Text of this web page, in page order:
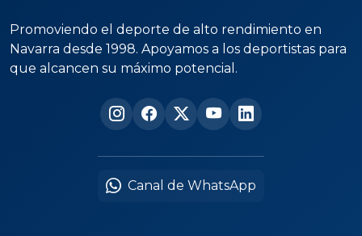
Promoviendo el deporte de alto rendimiento en
Navarra desde 1998. Apoyamos a los deportistas para
que alcancen su máximo potencial.
Canal de WhatsApp